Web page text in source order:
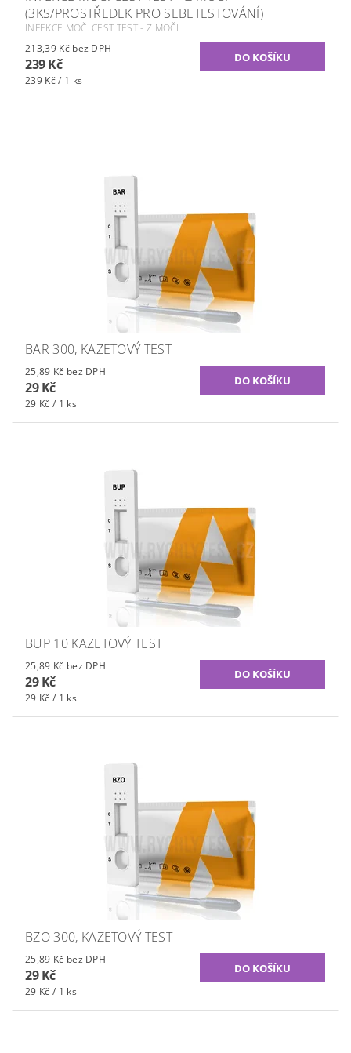
(3KS/PROSTŘEDEK PRO SEBETESTOVÁNÍ)
INFEKCE MOČ. CEST TEST - Z MOČI
213,39 Kč bez DPH
239 Kč
239 Kč / 1 ks
BAR 300, KAZETOVÝ TEST
25,89 Kč bez DPH
29 Kč
29 Kč / 1 ks
BUP 10 KAZETOVÝ TEST
25,89 Kč bez DPH
29 Kč
29 Kč / 1 ks
BZO 300, KAZETOVÝ TEST
25,89 Kč bez DPH
29 Kč
29 Kč / 1 ks